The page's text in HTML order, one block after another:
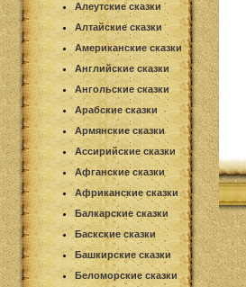
Алеутские сказки
Алтайские сказки
Американские сказки
Английские сказки
Ангольские сказки
Арабские сказки
Армянские сказки
Ассирийские сказки
Афганские сказки
Африканские сказки
Балкарские сказки
Баскские сказки
Башкирские сказки
Беломорские сказки